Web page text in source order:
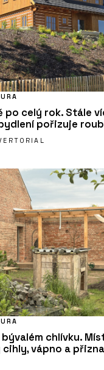
po celý rok. Stále
pořizuje
bývalém chlívku.
vápno a